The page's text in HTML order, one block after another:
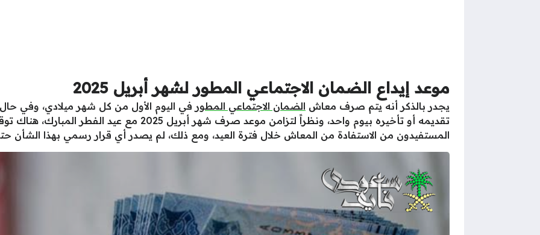
موعد إيداع الضمان الاجتماعي المطور لشهر أبريل 2025
يجدر بالذكر أنه يتم صرف معاش الضمان الاجتماعي المطور في اليوم الأول من كل شهر ميلادي، وفي
تقديمه أو تأخيره بيوم واحد، ونظراً لتزامن موعد صرف شهر
المستفيدون من الاستفادة من المعاش خلال فترة العيد، ومع ذلك، لم يصدر أي قرار رسمي بهذا الشأن